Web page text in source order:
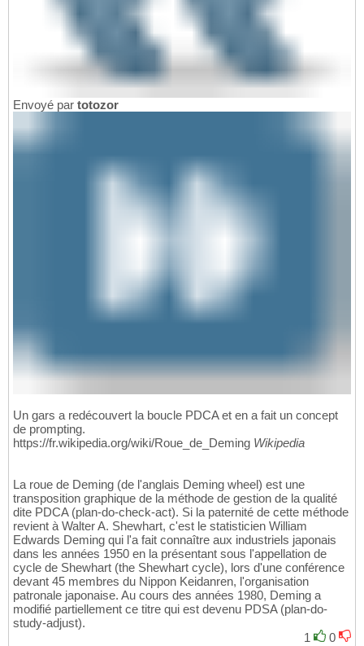
Envoyé par totozor
Un gars a redécouvert la boucle PDCA et en a fait un concept
de prompting.
https://fr.wikipedia.org/wiki/Roue_de_Deming Wikipedia
La roue de Deming (de l'anglais Deming wheel) est une
transposition graphique de la méthode de gestion de la qualité
dite PDCA (plan-do-check-act). Si la paternité de cette méthode
revient à Walter A. Shewhart, c'est le statisticien William
Edwards Deming qui l'a fait connaître aux industriels japonais
dans les années 1950 en la présentant sous l'appellation de
cycle de Shewhart (the Shewhart cycle), lors d'une conférence
devant 45 membres du Nippon Keidanren, l'organisation
patronale japonaise. Au cours des années 1980, Deming a
modifié partiellement ce titre qui est devenu PDSA (plan-do-
study-adjust).
1
0